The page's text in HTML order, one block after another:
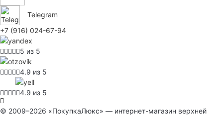
Telegram
+7 (916) 024-67-94
5 из 5
4.9 из 5
4.9 из 5
© 2009–2026 «ПокупкаЛюкс» — интернет-магазин верхней